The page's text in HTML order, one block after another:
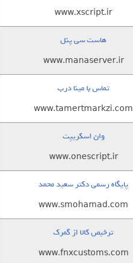
www.xscript.ir
هاست سی پنل
www.manaserver.ir
تماس با مینا درب
www.tamertmarkzi.com
وان اسکریپت
www.onescript.ir
پایگاه رسمی دکتر سعید محمد
www.smohamad.com
ترخیص کالا از گمرک
www.fnxcustoms.com